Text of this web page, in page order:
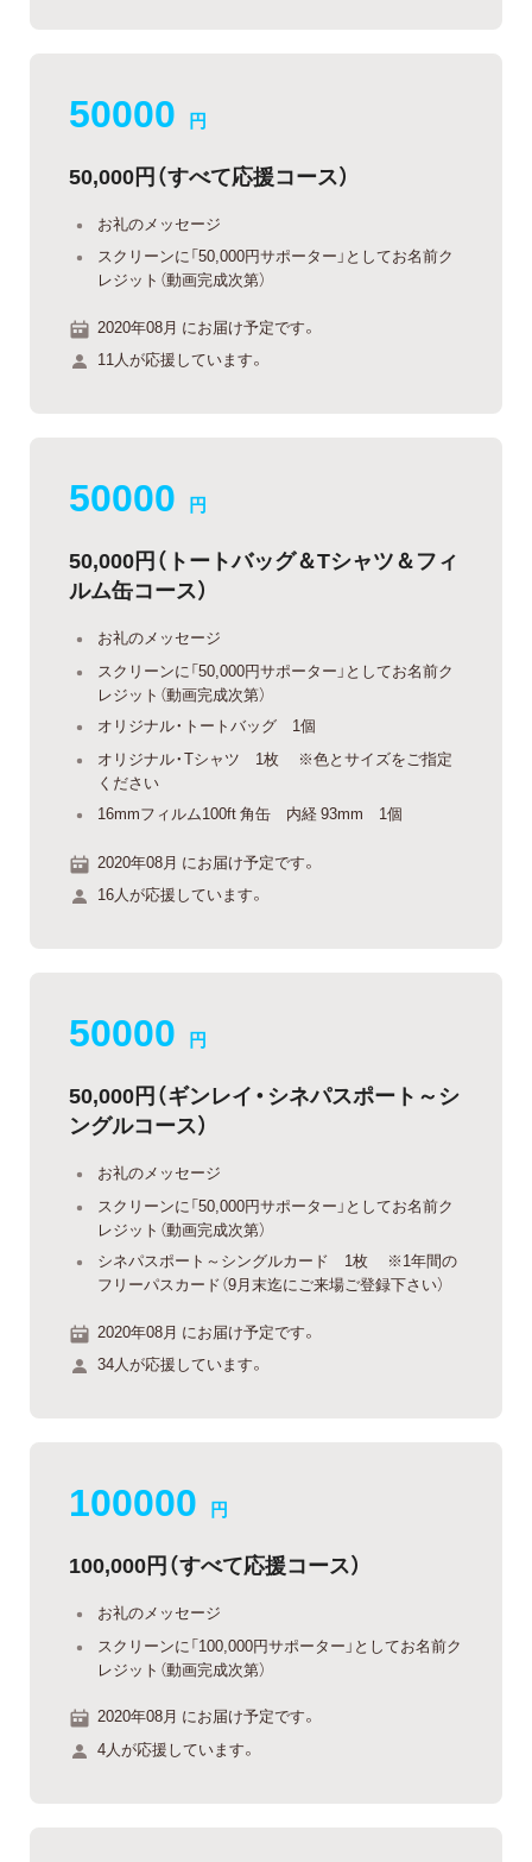
50000 円
50,000円（すべて応援コース）
お礼のメッセージ
スクリーンに「50,000円サポーター」としてお名前ク
レジット（動画完成次第）
2020年08月 にお届け予定です。
11人が応援しています。
50000 円
50,000円（トートバッグ＆Tシャツ＆フィ
ルム缶コース）
お礼のメッセージ
スクリーンに「50,000円サポーター」としてお名前ク
レジット（動画完成次第）
オリジナル・トートバッグ 1個
オリジナル・Tシャツ 1枚 ※色とサイズをご指定
ください
16mmフィルム100ft 角缶 内経 93mm 1個
2020年08月 にお届け予定です。
16人が応援しています。
50000 円
50,000円（ギンレイ・シネパスポート～シ
ングルコース）
お礼のメッセージ
スクリーンに「50,000円サポーター」としてお名前ク
レジット（動画完成次第）
シネパスポート～シングルカード 1枚 ※1年間の
フリーパスカード（9月末迄にご来場ご登録下さい）
2020年08月 にお届け予定です。
34人が応援しています。
100000 円
100,000円（すべて応援コース）
お礼のメッセージ
スクリーンに「100,000円サポーター」としてお名前ク
レジット（動画完成次第）
2020年08月 にお届け予定です。
4人が応援しています。